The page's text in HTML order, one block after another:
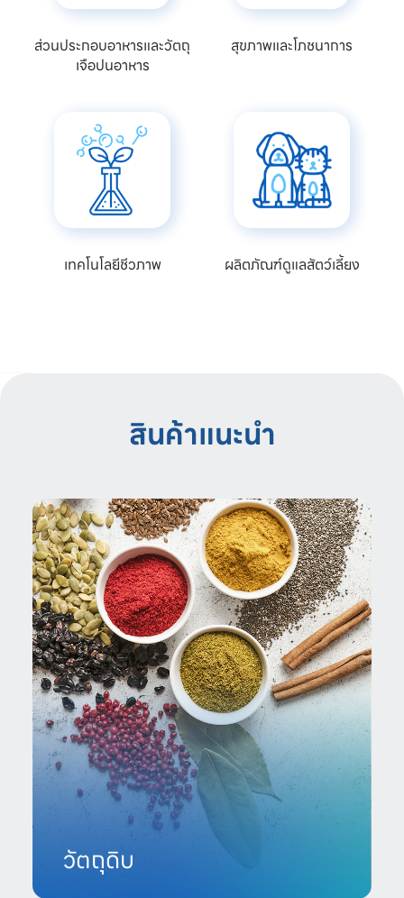
ส่วนประกอบอาหารและวัตถุ
เจือปนอาหาร
สุขภาพและโภชนาการ
เทคโนโลยีชีวภาพ ผลิตภัณฑ์ดูแลสัตว์เลี้ยง
สินค้าแนะนำ
วัตถุดิบ